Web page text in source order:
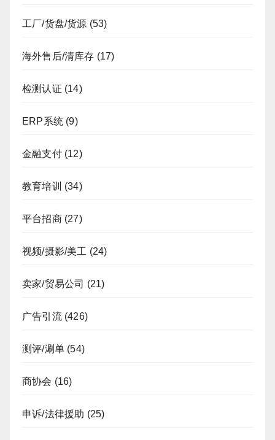
工厂/货盘/货源 (53)
海外售后/清库存 (17)
检测认证 (14)
ERP系统 (9)
金融支付(12)
教育培训 (34)
平台招商(27)
视频/摄影/美工 (24)
卖家/贸易公司 (21)
广告引流(426)
测评/涮单 (54)
商协会 (16)
申诉/法律援助 (25)